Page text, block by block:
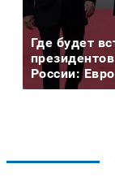
Где будет
России: